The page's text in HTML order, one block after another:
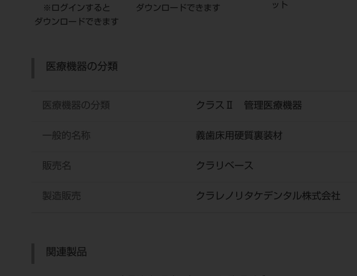
※ログインすると
ダウンロードできます
ダウンロードできます
ット
医療機器の分類
医療機器の分類 クラスⅡ 管理医療機器
一般的名称 義歯床用硬質裏装材
販売名 クラリベース
製造販売 クラレノリタケデンタル株式会社
関連製品